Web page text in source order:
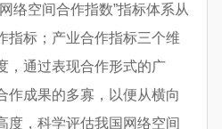
空间合作指数”指标体系从
指标；产业合作指标三个维
，通过表现合作形式的广
作成果的多寡，以便从横向
度，科学评估我国网络空间